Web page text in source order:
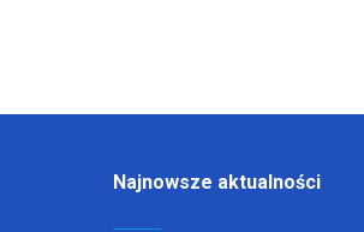
Najnowsze aktualności